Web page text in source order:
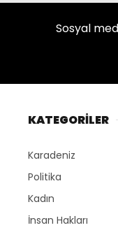
Sosyal
KATEGORİLER
Karadeniz
Politika
Kadın
İnsan Hakları